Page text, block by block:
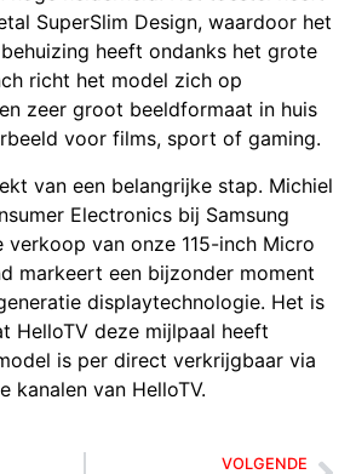
SuperSlim Design, waardoor het
heeft ondanks het grote
richt het model zich op
zeer groot beeldformaat in huis
voor films, sport of gaming.
van een belangrijke stap. Michiel
Electronics bij Samsung
verkoop van onze 115-inch Micro
markeert een bijzonder moment
displaytechnologie. Het is
HelloTV deze mijlpaal heeft
is per direct verkrijgbaar via
kanalen van HelloTV.
VOLGENDE